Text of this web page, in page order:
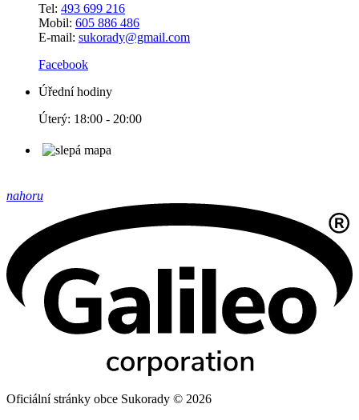
Tel: 493 699 216
Mobil: 605 886 486
E-mail: sukorady@gmail.com
Facebook
Úřední hodiny
Úterý: 18:00 - 20:00
nahoru
Oficiální stránky obce Sukorady © 2026